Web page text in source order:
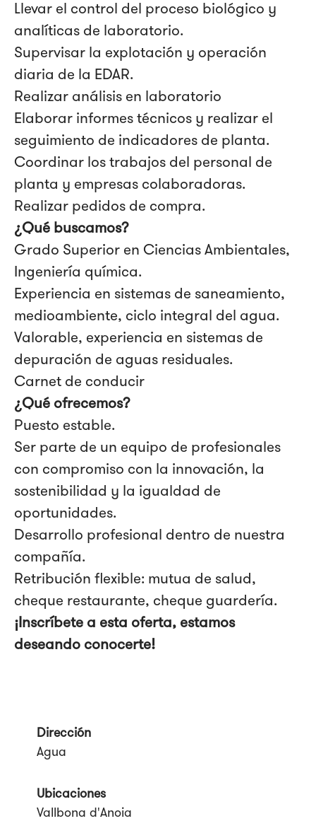
Llevar el control del proceso biológico y
analíticas de laboratorio.
Supervisar la explotación y operación
diaria de la EDAR.
Realizar análisis en laboratorio
Elaborar informes técnicos y realizar el
seguimiento de indicadores de planta.
Coordinar los trabajos del personal de
planta y empresas colaboradoras.
Realizar pedidos de compra.
¿Qué buscamos?
Grado Superior en Ciencias Ambientales,
Ingeniería química.
Experiencia en sistemas de saneamiento,
medioambiente, ciclo integral del agua.
Valorable, experiencia en sistemas de
depuración de aguas residuales.
Carnet de conducir
¿Qué ofrecemos?
Puesto estable.
Ser parte de un equipo de profesionales
con compromiso con la innovación, la
sostenibilidad y la igualdad de
oportunidades.
Desarrollo profesional dentro de nuestra
compañía.
Retribución flexible: mutua de salud,
cheque restaurante, cheque guardería.
¡Inscríbete a esta oferta, estamos
deseando conocerte!
Dirección
Agua
Ubicaciones
Vallbona d'Anoia